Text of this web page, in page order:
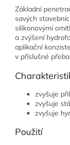
Základní
savých
silikonovými
a zvýšení
aplikační
v příslušné
zvyšuje
zvyšuje
zvyšuje
Použití